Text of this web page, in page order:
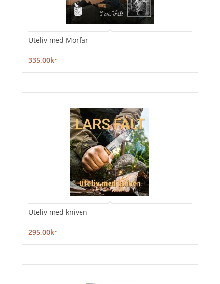
Uteliv med Morfar
335,00kr
Uteliv med kniven
295,00kr